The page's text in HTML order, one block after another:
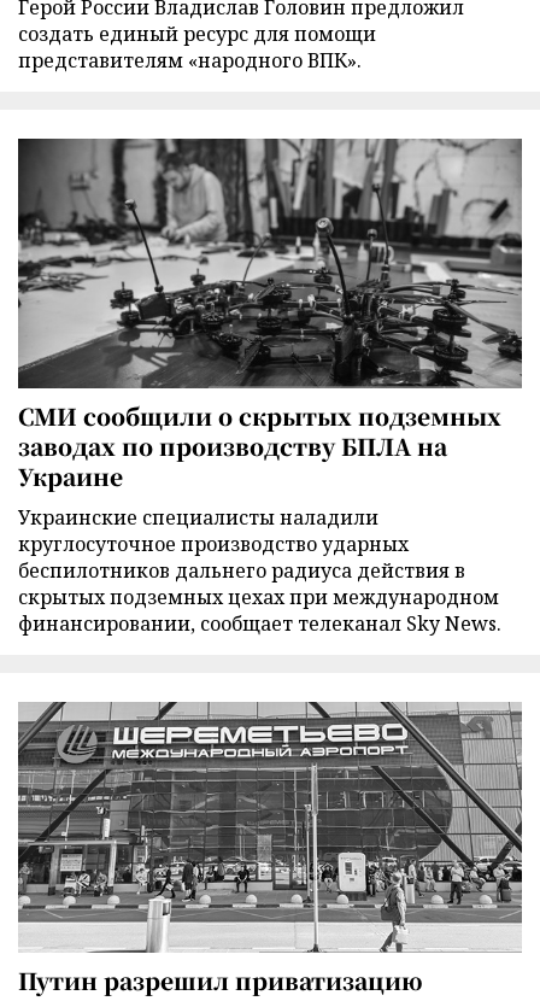
Герой России Владислав Головин предложил
создать единый ресурс для помощи
представителям «народного ВПК».
СМИ сообщили о скрытых подземных
заводах по производству БПЛА на
Украине
Украинские специалисты наладили
круглосуточное производство ударных
беспилотников дальнего радиуса действия в
скрытых подземных цехах при международном
финансировании, сообщает телеканал Sky News.
Путин разрешил приватизацию